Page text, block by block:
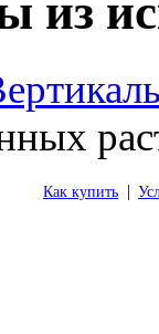
из
Как купить |